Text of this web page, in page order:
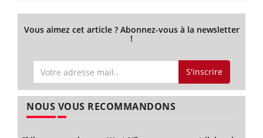
Vous aimez cet article ? Abonnez-vous à la newsletter
!
S'inscrire
NOUS VOUS RECOMMANDONS